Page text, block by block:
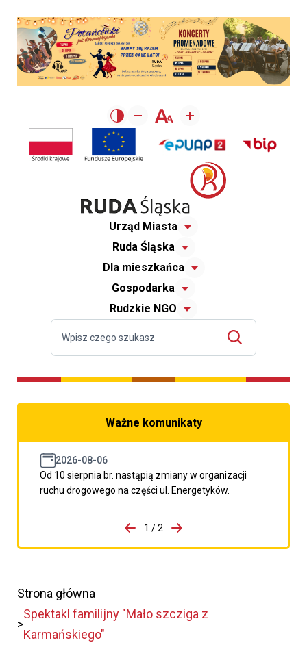
Urząd Miasta
Ruda Śląska
Dla mieszkańca
Gospodarka
Rudzkie NGO
Ważne komunikaty
2026-08-06
Od 10 sierpnia br. nastąpią zmiany w organizacji
ruchu drogowego na części ul. Energetyków.
porzpedniego komunikatu
1 / 2
Przejdź do następnego
Strona główna
Spektakl familijny "Mało szcziga z
Karmańskiego"